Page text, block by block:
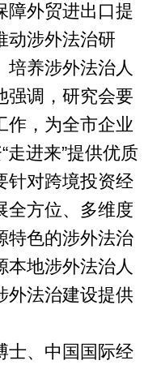
障外贸进出口提
动涉外法治研
培养涉外法治人
强调，研究会要
作，为全市企业
走进来”提供优质
针对跨境投资经
全方位、多维度
特色的涉外法治
本地涉外法治人
外法治建设提供
士、中国国际经